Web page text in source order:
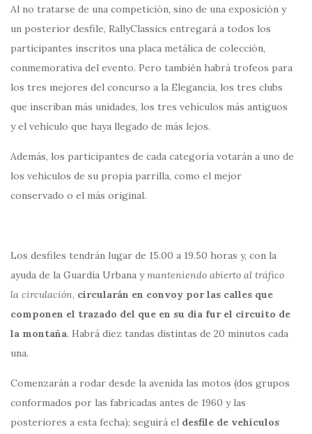
Al no tratarse de una competición, sino de una exposición y
un posterior desfile, RallyClassics entregará a todos los
participantes inscritos una placa metálica de colección,
conmemorativa del evento. Pero también habrá trofeos para
los tres mejores del concurso a la Elegancia, los tres clubs
que inscriban más unidades, los tres vehículos más antiguos
y el vehículo que haya llegado de más lejos.
Además, los participantes de cada categoría votarán a uno de
los vehículos de su propia parrilla, como el mejor
conservado o el más original.
Los desfiles tendrán lugar de 15.00 a 19.50 horas y, con la
ayuda de la Guardia Urbana ymanteniendo abierto al tráfico
la circulación, circularán en convoy por las calles que
componen el trazado del que en su día fur el circuito de
la montaña. Habrá diez tandas distintas de 20 minutos cada
una.
Comenzarán a rodar desde la avenida las motos (dos grupos
conformados por las fabricadas antes de 1960 y las
posteriores a esta fecha); seguirá el desfile de vehículos